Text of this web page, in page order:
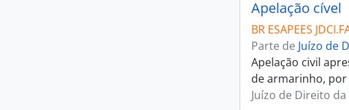
Apelação cível
BR ESAPEES
Parte de Juízo de
Apelação civil
de armarinho,
Juízo de Direito